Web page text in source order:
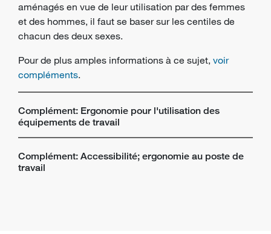
aménagés en vue de leur utilisation par des femmes
et des hommes, il faut se baser sur les centiles de
chacun des deux sexes.
Pour de plus amples informations à ce sujet, voir
compléments.
Complément: Ergonomie pour l'utilisation des
équipements de travail
Complément: Accessibilité; ergonomie au poste de
travail